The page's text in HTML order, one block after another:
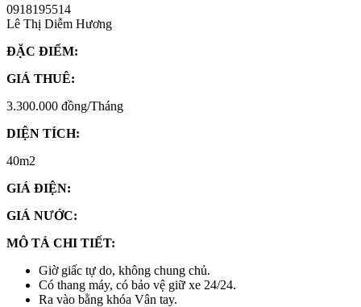
0918195514
Lê Thị Diễm Hương
ĐẶC ĐIỂM:
GIÁ THUÊ:
3.300.000 đồng/Tháng
DIỆN TÍCH:
40m2
GIÁ ĐIỆN:
GIÁ NƯỚC:
MÔ TẢ CHI TIẾT:
Giờ giấc tự do, không chung chủ.
Có thang máy, có bảo vệ giữ xe 24/24.
Ra vào bằng khóa Vân tay.